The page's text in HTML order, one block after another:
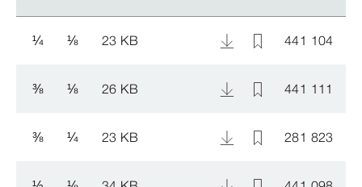
¼ ⅛ 23 KB 441 104
⅜ ⅛ 26 KB 441 111
⅜ ¼ 23 KB 281 823